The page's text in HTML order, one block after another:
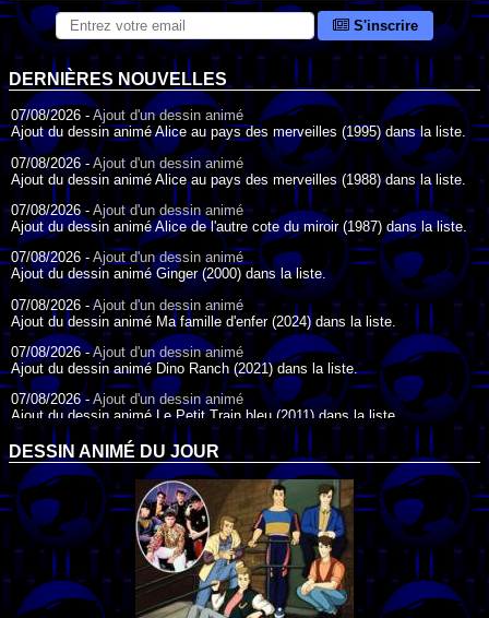
S'inscrire
DERNIÈRES NOUVELLES
07/08/2026 - Ajout d'un dessin animé
Ajout du dessin animé Alice au pays des merveilles (1995) dans la liste.
07/08/2026 -Ajout d'un dessin animé
Ajout du dessin animé Alice au pays des merveilles (1988) dans la liste.
07/08/2026 -Ajout d'un dessin animé
Ajout du dessin animé Alice de l'autre cote du miroir (1987) dans la liste.
07/08/2026 - Ajout d'un dessin animé
Ajout du dessin animé Ginger (2000) dans la liste.
07/08/2026 -Ajout d'un dessin animé
Ajout du dessin animé Ma famille d'enfer (2024) dans la liste.
07/08/2026 -Ajout d'un dessin animé
Ajout du dessin animé Dino Ranch (2021) dans la liste.
07/08/2026 -Ajout d'un dessin animé
Ajout du dessin animé Le Petit Train bleu (2011) dans la liste.
07/08/2026 - Ajout d'un dessin animé
Ajout du dessin animé Agent Spécial Oso (2009) dans la liste.
17/07/2026 -
Ajout d'un dessin animé
Ajout du dessin animé Peter Pan (1988) dans la liste.
17/07/2026 -
Ajout d'un dessin animé
Ajout du dessin animé Le Bossu de Notre-Dame (1996) dans la liste.
DESSIN ANIMÉ DU JOUR